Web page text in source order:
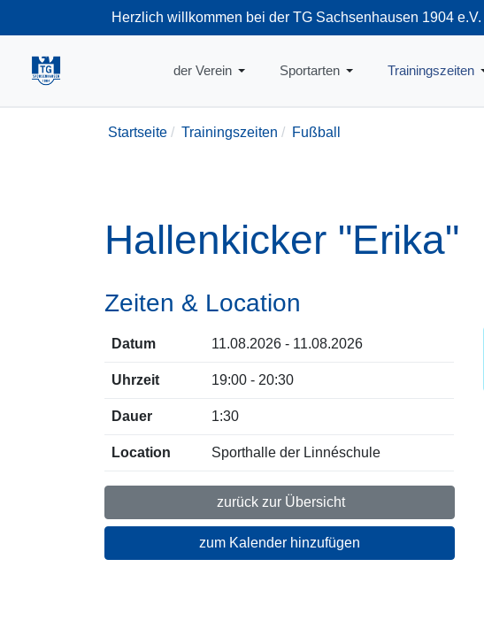
Herzlich willkommen bei der TG Sachsenhausen 1904 e.V.
+49-69-66374712
der Verein Sportarten Trainingszeiten
Startseite Trainingszeiten Fußball
Hallenkicker "Erika"
Zeiten & Location
Datum 11.08.2026 - 11.08.2026
Uhrzeit 19:00 - 20:30
Dauer 1:30
Location Sporthalle der Linnéschule
zurück zur Übersicht
zum Kalender hinzufügen